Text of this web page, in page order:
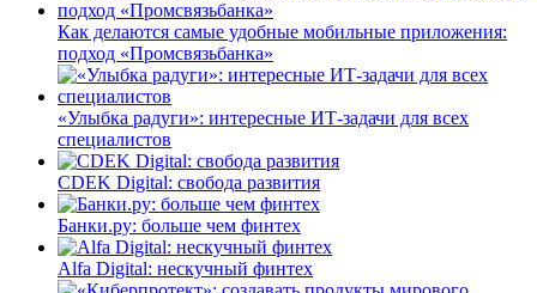
Как делаются самые удобные мобильные приложения:
подход «Промсвязьбанка»
«Улыбка радуги»: интересные ИТ-задачи для всех
специалистов
CDEK Digital: свобода развития
Банки.ру: больше чем финтех
Alfa Digital: нескучный финтех